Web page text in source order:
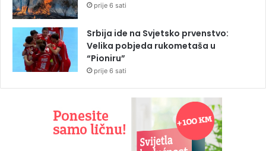
prije 6 sati
Srbija ide na Svjetsko prvenstvo:
Velika pobjeda rukometaša u
“Pioniru”
prije 6 sati